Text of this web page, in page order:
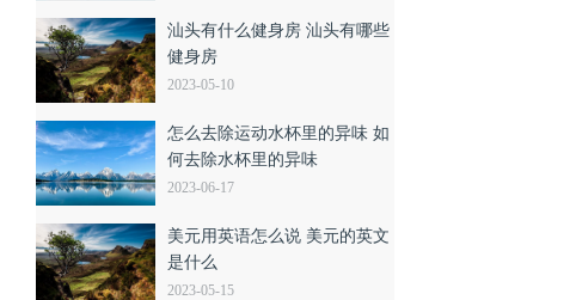
汕头有什么健身房 汕头有哪些
健身房
2023-05-10
怎么去除运动水杯里的异味 如
何去除水杯里的异味
2023-06-17
美元用英语怎么说 美元的英文
是什么
2023-05-15